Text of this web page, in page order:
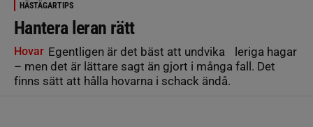
HÄSTÄGARTIPS
Hantera leran rätt
Hovar Egentligen är det bäst att undvika leriga hagar
– men det är lättare sagt än gjort i många fall. Det
finns sätt att hålla hovarna i schack ändå.